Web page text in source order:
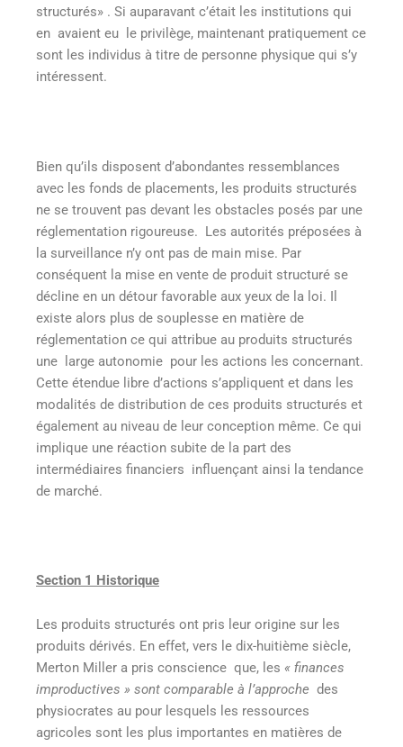
structurés» . Si auparavant c’était les institutions qui
en avaient eu le privilège, maintenant pratiquement ce
sont les individus à titre de personne physique qui s’y
intéressent.
Bien qu’ils disposent d’abondantes ressemblances
avec les fonds de placements, les produits structurés
ne se trouvent pas devant les obstacles posés par une
réglementation rigoureuse. Les autorités préposées à
la surveillance n’y ont pas de main mise. Par
conséquent la mise en vente de produit structuré se
décline en un détour favorable aux yeux de la loi. Il
existe alors plus de souplesse en matière de
réglementation ce qui attribue au produits structurés
une large autonomie pour les actions les concernant.
Cette étendue libre d’actions s’appliquent et dans les
modalités de distribution de ces produits structurés et
également au niveau de leur conception même. Ce qui
implique une réaction subite de la part des
intermédiaires financiers influençant ainsi la tendance
de marché.
Section 1 Historique
Les produits structurés ont pris leur origine sur les
produits dérivés. En effet, vers le dix-huitième siècle,
Merton Miller a pris conscience que, les « finances
improductives » sont comparable à l’approche des
physiocrates au pour lesquels les ressources
agricoles sont les plus importantes en matières de